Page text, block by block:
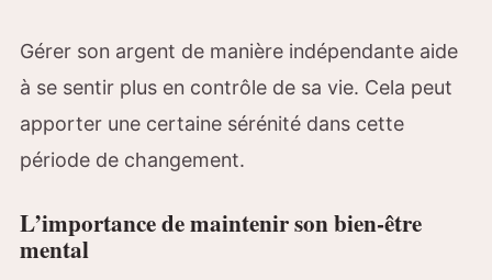
Gérer son argent de manière indépendante aide
à se sentir plus en contrôle de sa vie. Cela peut
apporter une certaine sérénité dans cette
période de changement.
L’importance de maintenir son bien-être
mental